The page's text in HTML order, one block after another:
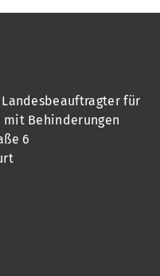
für
mit Behinderungen
6